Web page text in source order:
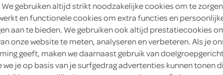
klaar
frisdrank, koffie, thee,
sappen
bakkerij
kaas,
gebruiken altijd strikt noodzakelijke cookies om te
en functionele cookies om extra functies en
aan te bieden. We gebruiken ook altijd prestatiecookies
onze website te meten, analyseren en verbeteren. Als je
geeft, maken we daarnaast gebruik van
we je op basis van je surfgedrag advertenties kunnen tonen